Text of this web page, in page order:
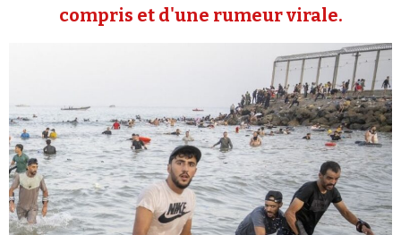
compris et d'une rumeur virale.